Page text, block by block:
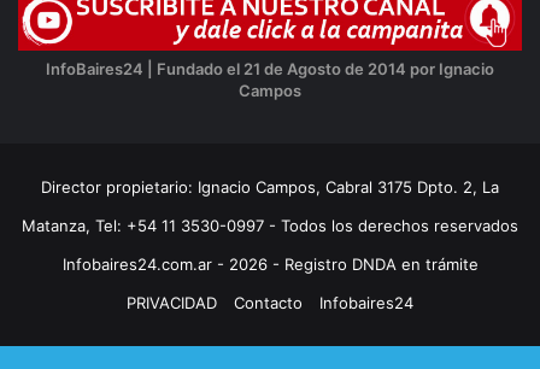
InfoBaires24 | Fundado el 21 de Agosto de 2014 por Ignacio
Campos
Director propietario: Ignacio Campos, Cabral 3175 Dpto. 2, La
Matanza, Tel: +54 11 3530-0997 - Todos los derechos reservados
Infobaires24.com.ar - 2026 - Registro DNDA en trámite
PRIVACIDAD
Contacto Infobaires24